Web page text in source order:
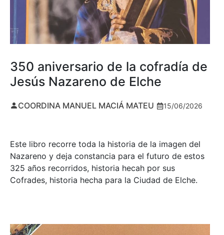
350 aniversario de la cofradía de
Jesús Nazareno de Elche
COORDINA MANUEL MACIÁ MATEU 15/06/2026
Este libro recorre toda la historia de la imagen del
Nazareno y deja constancia para el futuro de estos
325 años recorridos, historia hecah por sus
Cofrades, historia hecha para la Ciudad de Elche.